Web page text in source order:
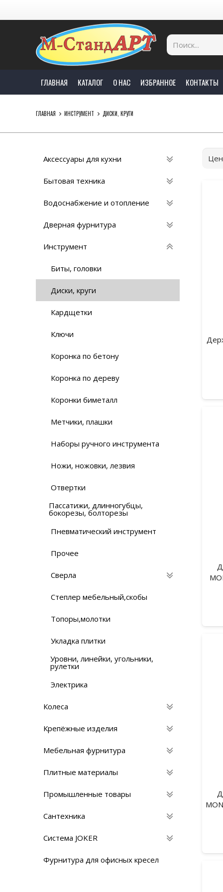
ГЛАВНАЯ КАТАЛОГ О НАС ИЗБРАННОЕ КОНТАКТЫ
ГЛАВНАЯ ИНСТРУМЕНТ ДИСКИ, КРУГИ
Аксессуары для кухни
Бытовая техника
Водоснабжение и отопление
Дверная фурнитура
Инструмент
Биты, головки
Диски, круги
Кардщетки
Ключи
Коронка по бетону
Коронка по дереву
Коронки биметалл
Метчики, плашки
Наборы ручного инструмента
Ножи, ножовки, лезвия
Отвертки
Пассатижи, длинногубцы,
бокорезы, болторезы
Пневматический инструмент
Прочее
Сверла
Степлер мебельный,скобы
Топоры,молотки
Укладка плитки
Уровни, линейки, угольники,
рулетки
Электрика
Колеса
Крепёжные изделия
Мебельная фурнитура
Плитные материалы
Промышленные товары
Сантехника
Система JOKER
Фурнитура для офисных кресел